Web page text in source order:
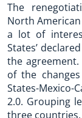
The
North American
a lot of
States’
the
of the
States-Mexico-
2.0. Grouping
three